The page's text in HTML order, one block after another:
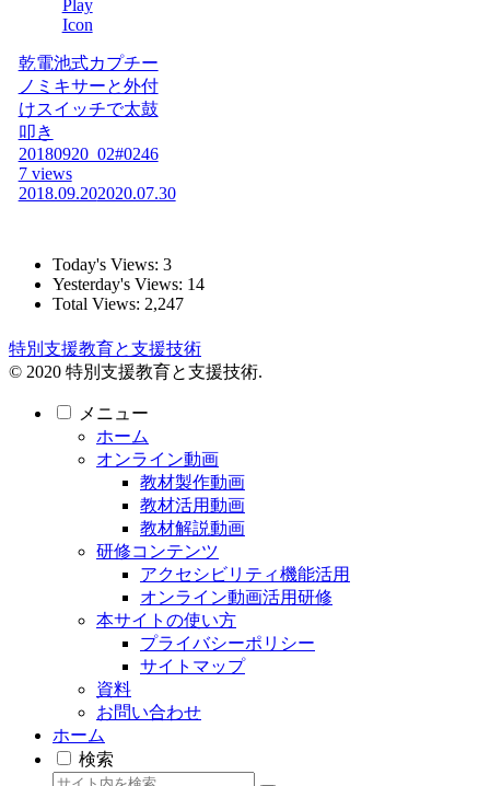
乾電池式カプチー
ノミキサーと外付
けスイッチで太鼓
叩き
20180920_02#0246
7 views
2018.09.202020.07.30
Today's Views: 3
Yesterday's Views: 14
Total Views: 2,247
特別支援教育と支援技術
© 2020 特別支援教育と支援技術.
メニュー
ホーム
オンライン動画
教材製作動画
教材活用動画
教材解説動画
研修コンテンツ
アクセシビリティ機能活用
オンライン動画活用研修
本サイトの使い方
プライバシーポリシー
サイトマップ
資料
お問い合わせ
ホーム
検索